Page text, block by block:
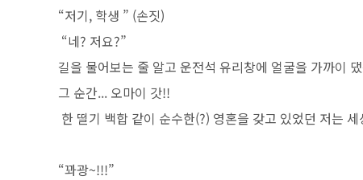
“저기, 학생 ” (손짓)
“네? 저요?”
길을 물어보는 줄 알고 운전석 유리창에 얼굴을 가까이
그 순간... 오마이 갓!!
한 떨기 백합 같이 순수한(?) 영혼을 갖고 있었던 저는
“꽈광~!!!”